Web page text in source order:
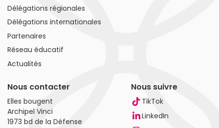
Délégations régionales
Délégations internationales
Partenaires
Réseau éducatif
Actualités
Nous contacter
Elles bougent
Archipel Vinci
1973 bd de la Défense
Nous suivre
TikTok
LinkedIn